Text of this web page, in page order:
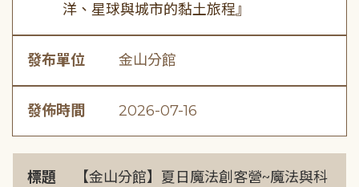
洋、星球與城市的黏土旅程』
發布單位 金山分館
發佈時間 2026-07-16
標題
【金山分館】夏日魔法創客營~魔法與科